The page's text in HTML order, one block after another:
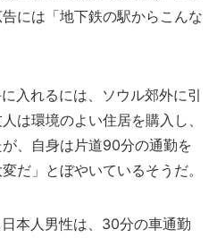
には「地下鉄の駅からこんな
入れるには、ソウル郊外に引
は環境のよい住居を購入し、
、自身は片道90分の通勤を
だ」とぼやいているそうだ。
本人男性は、30分の車通勤